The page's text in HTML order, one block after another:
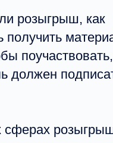
розыгрыш, как
получить
поучаствовать,
должен
сферах